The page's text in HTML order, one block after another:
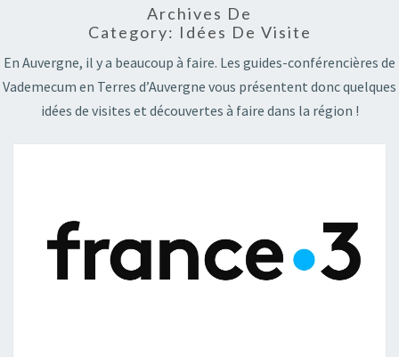
Archives De
Category: Idées De Visite
En Auvergne, il y a beaucoup à faire. Les guides-conférencières de
Vademecum en Terres d’Auvergne vous présentent donc quelques
idées de visites et découvertes à faire dans la région !